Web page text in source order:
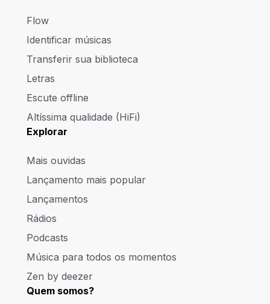
Flow
Identificar músicas
Transferir sua biblioteca
Letras
Escute offline
Altíssima qualidade (HiFi)
Explorar
Mais ouvidas
Lançamento mais popular
Lançamentos
Rádios
Podcasts
Música para todos os momentos
Zen by deezer
Quem somos?